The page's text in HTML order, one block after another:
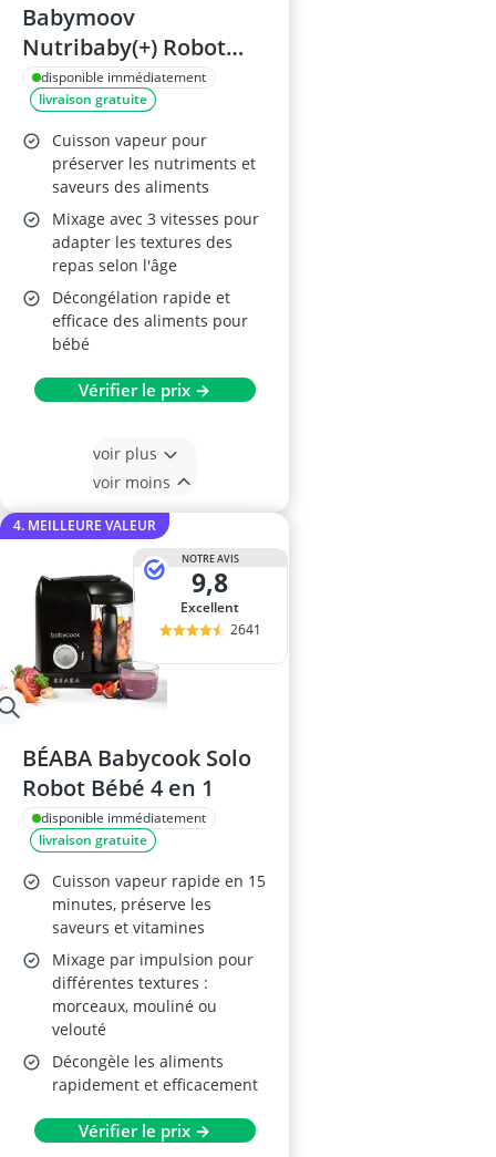
Babymoov
Nutribaby(+) Robot
Cuiseur Bébé
Multifonctions
disponible immédiatement
livraison gratuite
Cuisson vapeur pour
préserver les nutriments et
saveurs des aliments
Mixage avec 3 vitesses pour
adapter les textures des
repas selon l'âge
Décongélation rapide et
efficace des aliments pour
bébé
Vérifier le prix →
voir plus
voir moins
4. MEILLEURE VALEUR
NOTRE AVIS
9,8
Excellent
2641
BÉABA Babycook Solo
Robot Bébé 4 en 1
disponible immédiatement
livraison gratuite
Cuisson vapeur rapide en 15
minutes, préserve les
saveurs et vitamines
Mixage par impulsion pour
différentes textures :
morceaux, mouliné ou
velouté
Décongèle les aliments
rapidement et efficacement
Vérifier le prix →